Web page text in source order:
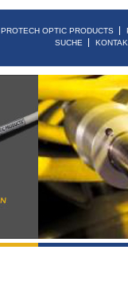
PROTECH OPTIC PRODUCTS
SUCHE